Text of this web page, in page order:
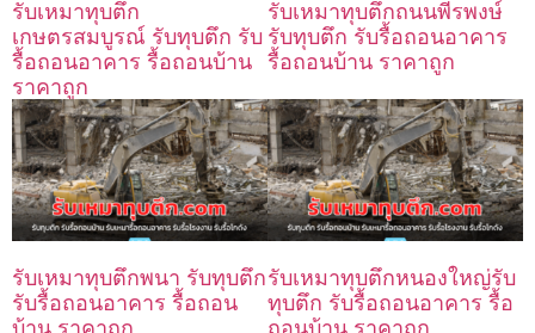
รับเหมาทุบตึก
เกษตรสมบูรณ์ รับทุบตึก รับ
รื้อถอนอาคาร รื้อถอนบ้าน
ราคาถูก
รับเหมาทุบตึกถนนพีรพงษ์
รับทุบตึก รับรื้อถอนอาคาร
รื้อถอนบ้าน ราคาถูก
รับเหมาทุบตึกพนา รับทุบตึก
รับรื้อถอนอาคาร รื้อถอน
บ้าน ราคาถูก
รับเหมาทุบตึกหนองใหญ่รับ
ทุบตึก รับรื้อถอนอาคาร รื้อ
ถอนบ้าน ราคาถูก